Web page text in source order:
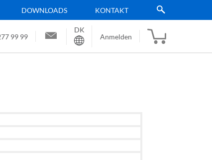
DOWNLOADS KONTAKT
99 99
Sprache
DK
Anmelden